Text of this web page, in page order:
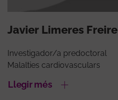
Javier Limeres Freire
Investigador/a predoctoral
Malalties cardiovasculars
Llegir més